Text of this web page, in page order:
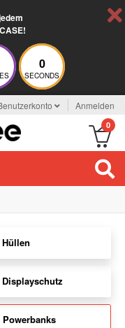
59
SECONDS
Anmelden
0
Hüllen
Displayschutz
Powerbanks